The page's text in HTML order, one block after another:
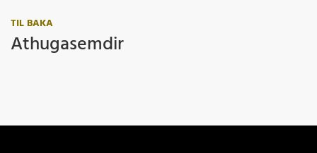
TIL BAKA
Athugasemdir